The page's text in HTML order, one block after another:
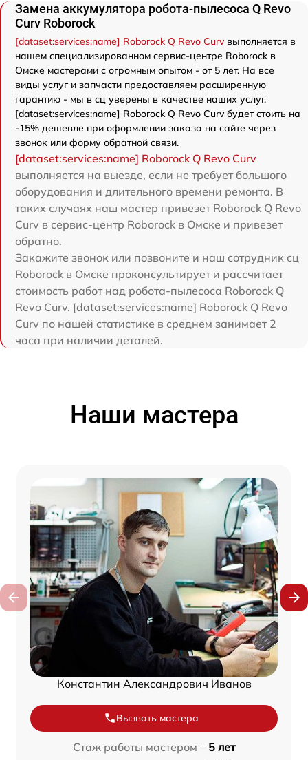
Замена аккумулятора робота-пылесоса Q Revo
Curv Roborock
[dataset:services:name] Roborock Q Revo Curvвыполняется в
нашем специализированном сервис-центре Roborock в
Омске мастерами с огромным опытом - от 5 лет. На все
виды услуг и запчасти предоставляем расширенную
гарантию - мы в сц уверены в качестве наших услуг.
[dataset:services:name] Roborock Q Revo Curv будет стоить на
-15% дешевле при оформлении заказа на сайте через
звонок или форму обратной связи.
[dataset:services:name] Roborock Q Revo Curv
выполняется на выезде, если не требует большого
оборудования и длительного времени ремонта. В
таких случаях наш мастер привезет Roborock Q Revo
Curv в сервис-центр Roborock в Омске и привезет
обратно.
Закажите звонок или позвоните и наш сотрудник сц
Roborock в Омске проконсультирует и рассчитает
стоимость работ над робота-пылесоса Roborock Q
Revo Curv. [dataset:services:name] Roborock Q Revo
Curv по нашей статистике в среднем занимает 2
часа при наличии деталей.
Наши мастера
Константин Александрович Иванов
Вызвать мастера
Стаж работы мастером – 5 лет